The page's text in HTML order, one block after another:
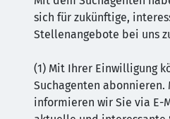
sich für zukünftige,
Stellenangebote bei uns
(1) Mit Ihrer Einwilligung
Suchagenten abonnieren.
informieren wir Sie via E-